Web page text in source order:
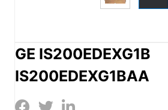
GE IS200EDEXG1B
IS200EDEXG1BAA